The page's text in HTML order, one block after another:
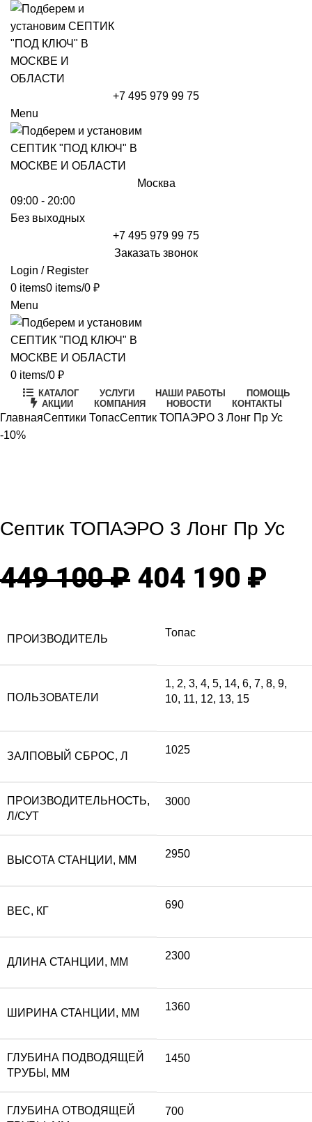
+7 495 979 99 75
Menu
Москва
09:00 - 20:00
Без выходных
+7 495 979 99 75
Заказать звонок
Login / Register
0 items0 items/0 ₽
Menu
0 items/0 ₽
КАТАЛОГ УСЛУГИ НАШИ РАБОТЫ
ПОМОЩЬ
АКЦИИ
КОМПАНИЯ НОВОСТИ КОНТАКТЫ
ГлавнаяСептики ТопасСептик ТОПАЭРО 3 Лонг Пр Ус
-10%
Септик ТОПАЭРО 3 Лонг Пр Ус
449 100₽
цена
составляла
449
100 ₽.
404 190 ₽
ПРОИЗВОДИТЕЛЬ
Топас
ПОЛЬЗОВАТЕЛИ
1, 2, 3, 4, 5, 14, 6, 7, 8, 9,
10, 11, 12, 13, 15
ЗАЛПОВЫЙ СБРОС, Л
1025
ПРОИЗВОДИТЕЛЬНОСТЬ,
Л/СУТ
3000
ВЫСОТА СТАНЦИИ, ММ
2950
ВЕС, КГ
690
ДЛИНА СТАНЦИИ, ММ
2300
ШИРИНА СТАНЦИИ, ММ
1360
ГЛУБИНА ПОДВОДЯЩЕЙ
ТРУБЫ, ММ
1450
ГЛУБИНА ОТВОДЯЩЕЙ
700